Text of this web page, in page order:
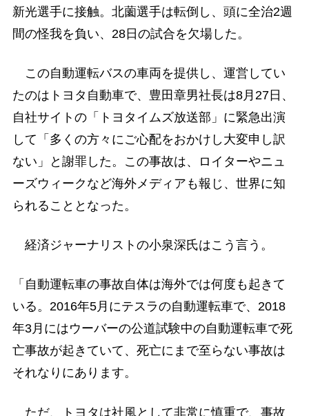
新光選手に接触。北薗選手は転倒し、頭に全治2週
間の怪我を負い、28日の試合を欠場した。
この自動運転バスの車両を提供し、運営してい
たのはトヨタ自動車で、豊田章男社長は8月27日、
自社サイトの「トヨタイムズ放送部」に緊急出演
して「多くの方々にご心配をおかけし大変申し訳
ない」と謝罪した。この事故は、ロイターやニュ
ーズウィークなど海外メディアも報じ、世界に知
られることとなった。
経済ジャーナリストの小泉深氏はこう言う。
「自動運転車の事故自体は海外では何度も起きて
いる。2016年5月にテスラの自動運転車で、2018
年3月にはウーバーの公道試験中の自動運転車で死
亡事故が起きていて、死亡にまで至らない事故は
それなりにあります。
ただ、トヨタは社風として非常に慎重で、事故